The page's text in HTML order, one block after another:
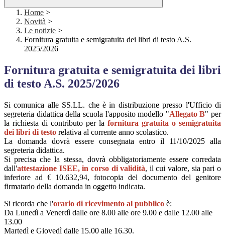
Home >
Novità >
Le notizie >
Fornitura gratuita e semigratuita dei libri di testo A.S.
2025/2026
Fornitura gratuita e semigratuita dei libri
di testo A.S. 2025/2026
Si comunica alle SS.LL. che è in distribuzione presso l'Ufficio di
segreteria didattica della scuola l'apposito modello "Allegato B" per
la richiesta di contributo per la fornitura gratuita o semigratuita
dei libri di testo relativa al corrente anno scolastico.
La domanda dovrà essere consegnata entro il 11/10/2025 alla
segreteria didattica.
Si precisa che la stessa, dovrà obbligatoriamente essere corredata
dall'attestazione ISEE, in corso di validità, il cui valore, sia pari o
inferiore ad € 10.632,94, fotocopia del documento del genitore
firmatario della domanda in oggetto indicata.
Si ricorda che l'orario di ricevimento al pubblico è:
Da Lunedì a Venerdì dalle ore 8.00 alle ore 9.00 e dalle 12.00 alle
13.00
Martedì e Giovedì dalle 15.00 alle 16.30.